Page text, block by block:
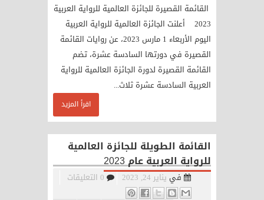
القائمة القصيرة للجائزة العالمية للرواية العربية
2023 أعلنت الجائزة العالمية للرواية العربية
اليوم الأربعاء 1 مارس 2023، عن روايات القائمة
القصيرة في دورتها السادسة عشرة، تضم
القائمة القصيرة لدورة الجائزة العالمية للرواية
العربية السادسة عشرة ثلاث...
اقرأ المزيد
القائمة الطويلة للجائزة العالمية
للرواية العربية عام 2023
في يناير 24, 2023 0 التعليقات